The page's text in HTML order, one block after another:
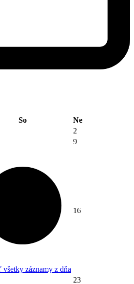
So
Ne
2
9
všetky záznamy z dňa
16
23